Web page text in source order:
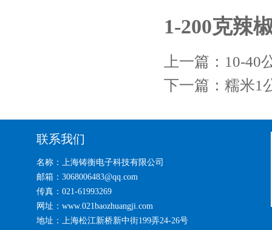
1-200克辣
上一篇： 10-40
下一篇： 糯米1
联系我们
名称：上海铸衡电子科技有限公司
邮箱：3068006483@qq.com
传真：021-61993269
网址：www.021baozhuangji.com
地址：上海松江新桥新中街199弄24-26号